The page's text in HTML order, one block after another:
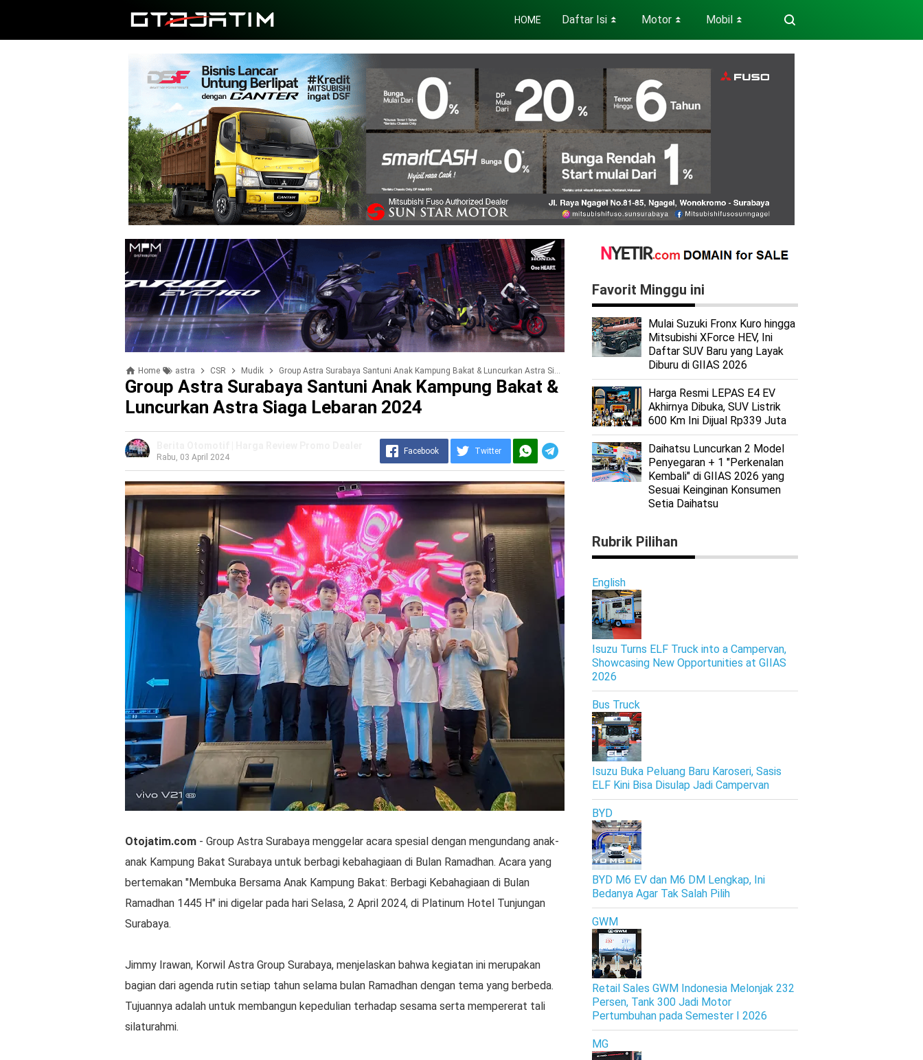
HOME Daftar Isi ⏬ Motor ⏬ Mobil ⏬
Home astra CSR Mudik Group Astra Surabaya Santuni Anak Kampung Bakat & Luncurkan Astra Siaga Lebaran 2024
Group Astra Surabaya Santuni Anak Kampung Bakat &
Luncurkan Astra Siaga Lebaran 2024
Rabu, 03 April 2024
Facebook Twitter
Otojatim.com - Group Astra Surabaya menggelar acara spesial dengan mengundang anak-
anak Kampung Bakat Surabaya untuk berbagi kebahagiaan di Bulan Ramadhan. Acara yang
bertemakan "Membuka Bersama Anak Kampung Bakat: Berbagi Kebahagiaan di Bulan
Ramadhan 1445 H" ini digelar pada hari Selasa, 2 April 2024, di Platinum Hotel Tunjungan
Surabaya.
Jimmy Irawan, Korwil Astra Group Surabaya, menjelaskan bahwa kegiatan ini merupakan
bagian dari agenda rutin setiap tahun selama bulan Ramadhan dengan tema yang berbeda.
Tujuannya adalah untuk membangun kepedulian terhadap sesama serta mempererat tali
silaturahmi.
Favorit Minggu ini
Mulai Suzuki Fronx Kuro hingga
Mitsubishi XForce HEV, Ini
Daftar SUV Baru yang Layak
Diburu di GIIAS 2026
Harga Resmi LEPAS E4 EV
Akhirnya Dibuka, SUV Listrik
600 Km Ini Dijual Rp339 Juta
Daihatsu Luncurkan 2 Model
Penyegaran + 1 "Perkenalan
Kembali" di GIIAS 2026 yang
Sesuai Keinginan Konsumen
Setia Daihatsu
Rubrik Pilihan
English
Isuzu Turns ELF Truck into a Campervan,
Showcasing New Opportunities at GIIAS
2026
Bus Truck
Isuzu Buka Peluang Baru Karoseri, Sasis
ELF Kini Bisa Disulap Jadi Campervan
BYD
BYD M6 EV dan M6 DM Lengkap, Ini
Bedanya Agar Tak Salah Pilih
GWM
Retail Sales GWM Indonesia Melonjak 232
Persen, Tank 300 Jadi Motor
Pertumbuhan pada Semester I 2026
MG